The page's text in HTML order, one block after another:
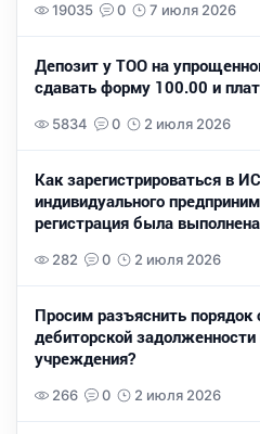
19035 0 7 июля 2026
Депозит у ТОО на
сдавать форму 100.00 и
5834 0 2 июля 2026
Как зарегистрироваться в
индивидуального
регистрация была
282 0 2 июля 2026
Просим разъяснить порядок
дебиторской задолженности
учреждения?
266 0 2 июля 2026